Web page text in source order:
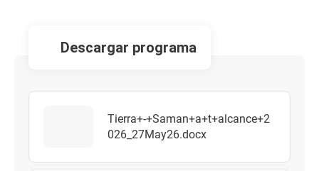
descargar programa
Tierra+-+Saman+a+t+alcance+2
026_27May26.docx